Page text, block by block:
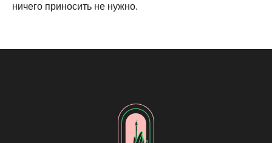
ничего приносить не нужно.